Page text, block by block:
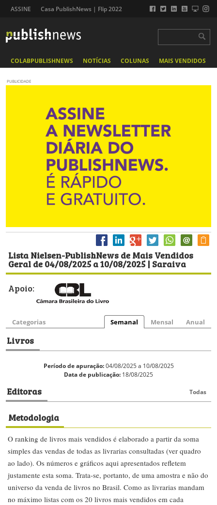
ASSINE Casa PublishNews | Flip 2022
COLABPUBLISHNEWS NOTÍCIAS COLUNAS MAIS VENDIDOS
PUBLICIDADE
Lista Nielsen-PublishNews de Mais Vendidos
Geral de 04/08/2025 a 10/08/2025 | Saraiva
Apoio:
Categorias Semanal Mensal Anual
Livros
Período de apuração:04/08/2025 a 10/08/2025
Data de publicação: 18/08/2025
Editoras Todas
Metodologia
O ranking de livros mais vendidos é elaborado a partir da soma
simples das vendas de todas as livrarias consultadas (ver quadro
ao lado). Os números e gráficos aqui apresentados refletem
justamente esta soma. Trata-se, portanto, de uma amostra e não do
universo da venda de livros no Brasil. Como as livrarias mandam
no máximo listas com os 20 livros mais vendidos em cada